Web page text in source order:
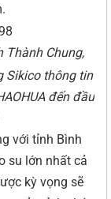
Thành Chung,
Sikico thông tin
đến đầu
với tỉnh Bình
su lớn nhất cả
kỳ vọng sẽ